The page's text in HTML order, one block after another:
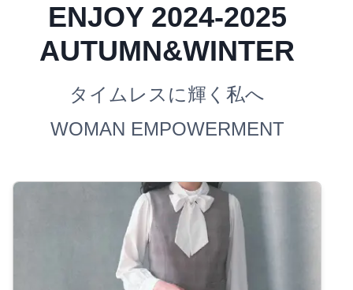
ENJOY 2024-2025
AUTUMN&WINTER
タイムレスに輝く私へ
WOMAN EMPOWERMENT